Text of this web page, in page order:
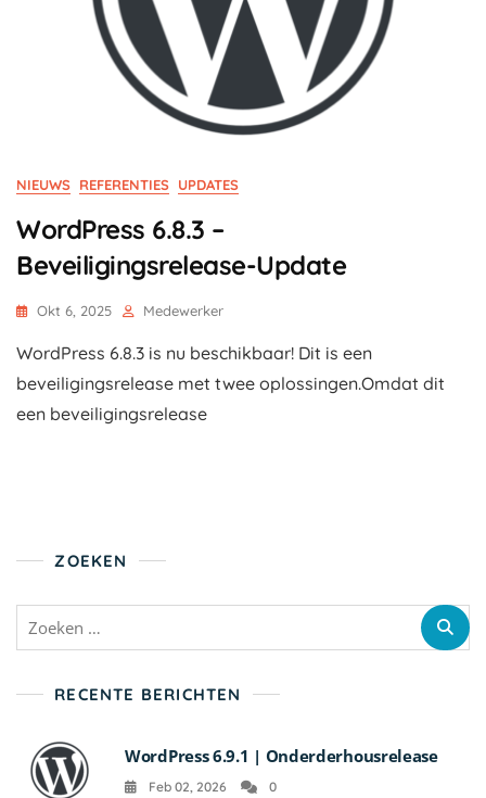
NIEUWS REFERENTIES UPDATES
WordPress 6.8.3 –
Beveiligingsrelease-Update
Okt 6, 2025 Medewerker
WordPress 6.8.3 is nu beschikbaar! Dit is een
beveiligingsrelease met twee oplossingen.Omdat dit
een beveiligingsrelease
ZOEKEN
Zoeken
RECENTE BERICHTEN
WordPress 6.9.1 | Onderderhousrelease
Feb 02, 2026 0